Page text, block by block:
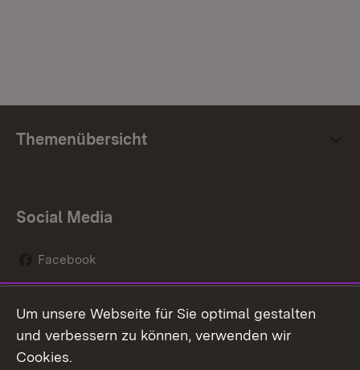
Themenübersicht
Social Media
Facebook
Social Wall
Youtube
Um unsere Webseite für Sie optimal gestalten
und verbessern zu können, verwenden wir
Cookies.